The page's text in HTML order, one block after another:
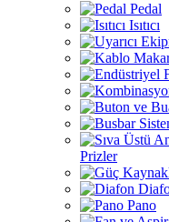
Pedal
Isıtıcı
Prizler
Pano